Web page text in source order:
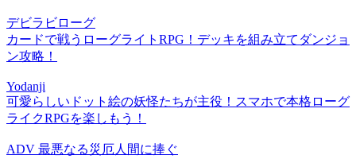
デビラビローグ
カードで戦うローグライトRPG！デッキを組み立てダンジョ
ン攻略！
Yodanji
可愛らしいドット絵の妖怪たちが主役！スマホで本格ローグ
ライクRPGを楽しもう！
ADV 最悪なる災厄人間に捧ぐ